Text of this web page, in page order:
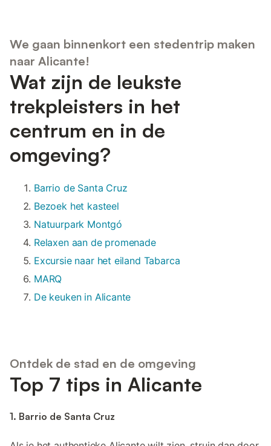
We gaan binnenkort een stedentrip maken
naar Alicante!
Wat zijn de leukste
trekpleisters in het
centrum en in de
omgeving?
Barrio de Santa Cruz
Bezoek het kasteel
Natuurpark Montgó
Relaxen aan de promenade
Excursie naar het eiland Tabarca
MARQ
De keuken in Alicante
Ontdek de stad en de omgeving
Top 7 tips in Alicante
1. Barrio de Santa Cruz